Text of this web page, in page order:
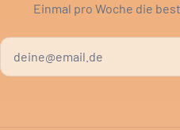
Einmal pro Woche die